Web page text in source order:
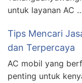
untuk layanan AC
Tips Mencari
dan Terpercaya
AC mobil yang
penting untuk